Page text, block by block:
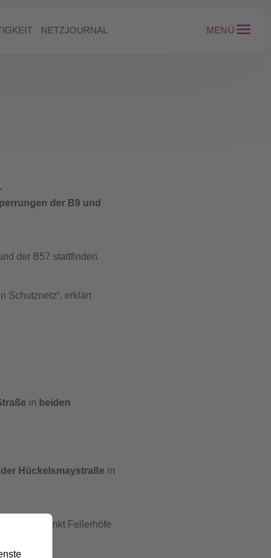
NETZJOURNAL MENÜ
der B9 und
der B57 stattfinden.
Schutznetz“, erklärt
in beiden
Hückelsmaystraße in
vom Punkt Fellerhöfe